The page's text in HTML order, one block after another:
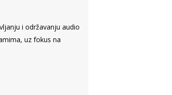
i održavanju audio
uz fokus na